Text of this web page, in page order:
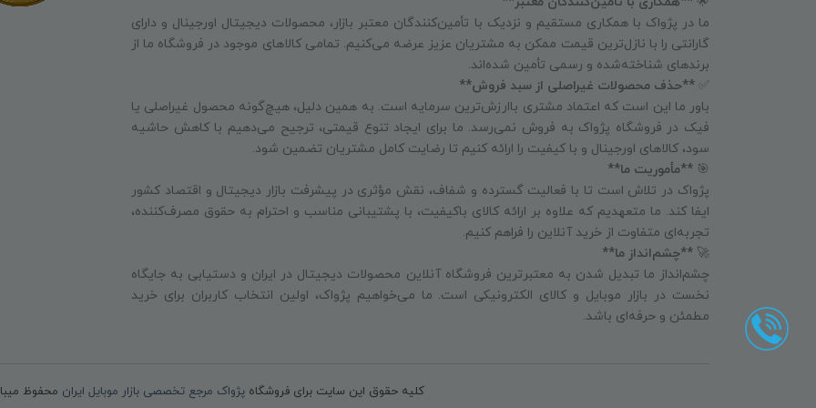
ما در پژواک با همکاری مستقیم و نزدیک با تأمین‌کنندگان معتبر بازار، محصولات دیجیتال اورجینال و دارای
گارانتی را با نازل‌ترین قیمت ممکن به مشتریان عزیز عرضه می‌کنیم. تمامی کالاهای موجود در فروشگاه ما از
برندهای شناخته‌شده و رسمی تأمین شده‌اند.
✅ **حذف محصولات غیراصلی از سبد فروش**
باور ما این است که اعتماد مشتری باارزش‌ترین سرمایه است. به همین دلیل، هیچ‌گونه محصول غیراصلی یا
فیک در فروشگاه پژواک به فروش نمی‌رسد. ما برای ایجاد تنوع قیمتی، ترجیح می‌دهیم با کاهش حاشیه
سود، کالاهای اورجینال و با کیفیت را ارائه کنیم تا رضایت کامل مشتریان تضمین شود.
🎯 **مأموریت ما**
پژواک در تلاش است تا با فعالیت گسترده و شفاف، نقش مؤثری در پیشرفت بازار دیجیتال و اقتصاد کشور
ایفا کند. ما متعهدیم که علاوه بر ارائه کالای باکیفیت، با پشتیبانی مناسب و احترام به حقوق مصرف‌کننده،
تجربه‌ای متفاوت از خرید آنلاین را فراهم کنیم.
🚀 **چشم‌انداز ما**
چشم‌انداز ما تبدیل شدن به معتبرترین فروشگاه آنلاین محصولات دیجیتال در ایران و دستیابی به جایگاه
نخست در بازار موبایل و کالای الکترونیکی است. ما می‌خواهیم پژواک، اولین انتخاب کاربران برای خرید
مطمئن و حرفه‌ای باشد.
کلیه حقوق این سایت برای فروشگاه پژواک مرجع تخصصی بازار موبایل ایران محفوظ